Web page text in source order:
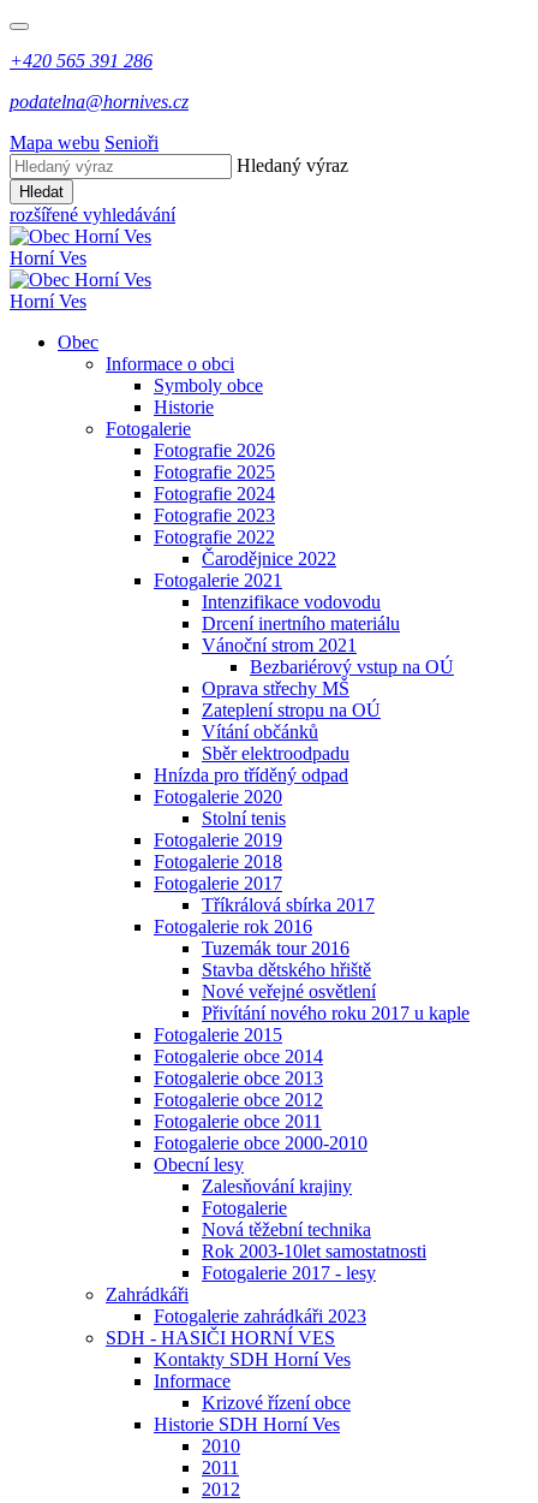
+420 565 391 286
podatelna@hornives.cz
Mapa webu Senioři
Hledaný výraz
Hledat
rozšířené vyhledávání
Horní Ves
Horní Ves
Obec
Informace o obci
Symboly obce
Historie
Fotogalerie
Fotografie 2026
Fotografie 2025
Fotografie 2024
Fotografie 2023
Fotografie 2022
Čarodějnice 2022
Fotogalerie 2021
Intenzifikace vodovodu
Drcení inertního materiálu
Vánoční strom 2021
Bezbariérový vstup na OÚ
Oprava střechy MŠ
Zateplení stropu na OÚ
Vítání občánků
Sběr elektroodpadu
Hnízda pro tříděný odpad
Fotogalerie 2020
Stolní tenis
Fotogalerie 2019
Fotogalerie 2018
Fotogalerie 2017
Tříkrálová sbírka 2017
Fotogalerie rok 2016
Tuzemák tour 2016
Stavba dětského hřiště
Nové veřejné osvětlení
Přivítání nového roku 2017 u kaple
Fotogalerie 2015
Fotogalerie obce 2014
Fotogalerie obce 2013
Fotogalerie obce 2012
Fotogalerie obce 2011
Fotogalerie obce 2000-2010
Obecní lesy
Zalesňování krajiny
Fotogalerie
Nová těžební technika
Rok 2003-10let samostatnosti
Fotogalerie 2017 - lesy
Zahrádkáři
Fotogalerie zahrádkáři 2023
SDH - HASIČI HORNÍ VES
Kontakty SDH Horní Ves
Informace
Krizové řízení obce
Historie SDH Horní Ves
2010
2011
2012